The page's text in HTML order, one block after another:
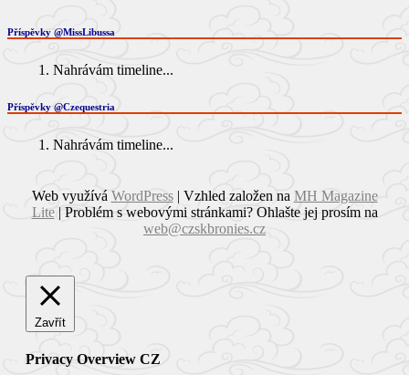
Příspěvky @MissLibussa
Nahrávám timeline...
Příspěvky @Czequestria
Nahrávám timeline...
Web využívá WordPress| Vzhled založen na MH Magazine
Lite| Problém s webovými stránkami? Ohlašte jej prosím na
web@czskbronies.cz
Zavřít
Privacy Overview CZ